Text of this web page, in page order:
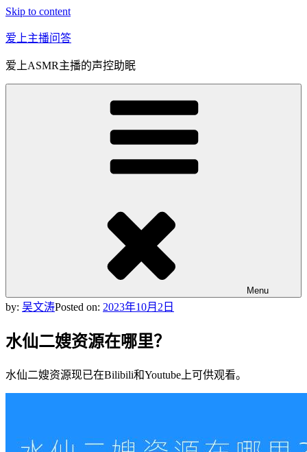
Skip to content
爱上主播问答
爱上ASMR主播的声控助眠
Menu
by: 吴文涛Posted on: 2023年10月2日
水仙二嫂资源在哪里？
水仙二嫂资源现已在Bilibili和Youtube上可供观看。